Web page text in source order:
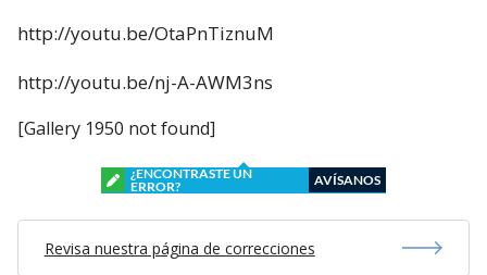
http://youtu.be/OtaPnTiznuM
http://youtu.be/nj-A-AWM3ns
[Gallery 1950 not found]
¿ENCONTRASTE UN
ERROR?
AVÍSANOS
Revisa nuestra página de correcciones